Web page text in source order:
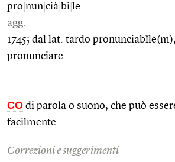
pro nun cià bi le
agg.
1745; dal lat. tardo
pronunciare.
CO di parola o suono, che può
facilmente
Correzioni e suggerimenti